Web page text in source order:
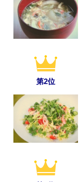
第2位